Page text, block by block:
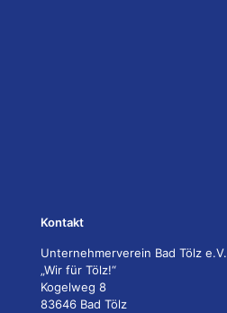
Kontakt
Unternehmerverein Bad Tölz e.V.
„Wir für Tölz!“
Kogelweg 8
83646 Bad Tölz